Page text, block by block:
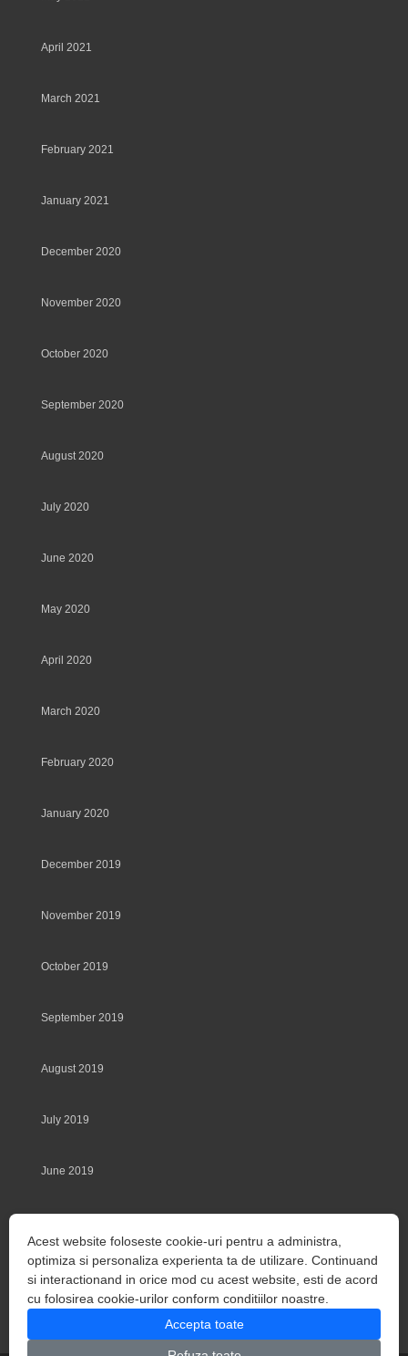
Acest website foloseste cookie-uri pentru a administra,
optimiza si personaliza experienta ta de utilizare. Continuand
si interactionand in orice mod cu acest website, esti de acord
cu folosirea cookie-urilor conform conditiilor noastre.
Accepta toate
April 2021
March 2021
February 2021
January 2021
December 2020
November 2020
October 2020
September 2020
August 2020
July 2020
June 2020
May 2020
April 2020
March 2020
February 2020
January 2020
December 2019
November 2019
October 2019
September 2019
August 2019
July 2019
June 2019
March 2014